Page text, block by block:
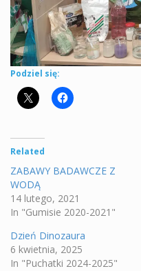
Podziel się:
Related
ZABAWY BADAWCZE Z
WODĄ
14 lutego, 2021
In "Gumisie 2020-2021"
Dzień Dinozaura
6 kwietnia, 2025
In "Puchatki 2024-2025"